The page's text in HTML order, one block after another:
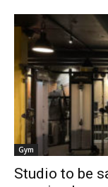
Gym
Studio to be